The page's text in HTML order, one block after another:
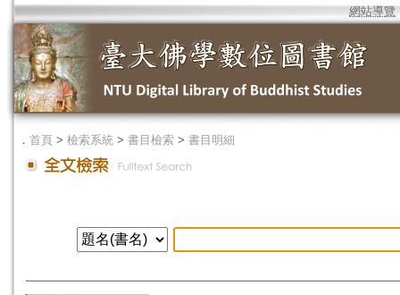
網站導覽
． 首頁 > 檢索系統 > 書目檢索 > 書目明細